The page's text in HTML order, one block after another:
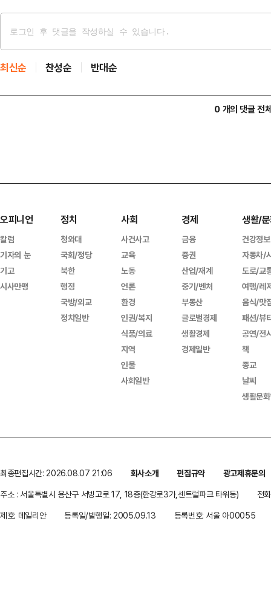
최신순 찬성순 반대순
0 개의 댓글 전
오피니언
칼럼
기자의 눈
기고
시사만평
정치
청와대
국회/정당
북한
행정
국방/외교
정치일반
사회
사건사고
교육
노동
언론
환경
인권/복지
식품/의료
지역
인물
사회일반
경제
금융
증권
산업/재계
중기/벤처
부동산
글로벌경제
생활경제
경제일반
생활/
건강정보
자동차/
도로/교
여행/레
음식/맛
패션/뷰
공연/전
책
종교
날씨
생활문
최종편집시간: 2026.08.07 21:06 회사소개 편집규약
광고제휴문의
주소 : 서울특별시 용산구 서빙고로 17, 18층(한강로3가,센트럴파크 타워동)
전
제호: 데일리안
등록일/발행일: 2005.09.13 등록번호: 서울 아00055